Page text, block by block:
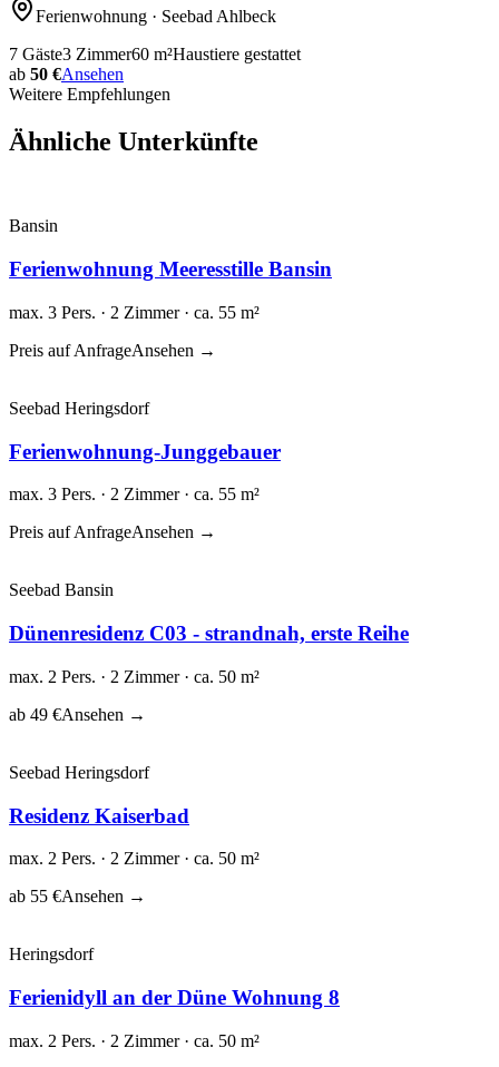
Ferienwohnung · Seebad Ahlbeck
7 Gäste3 Zimmer60 m²Haustiere gestattet
ab 50 €Ansehen
Weitere Empfehlungen
Ähnliche Unterkünfte
Bansin
Ferienwohnung Meeresstille Bansin
max. 3 Pers. · 2 Zimmer · ca. 55 m²
Preis auf AnfrageAnsehen →
Seebad Heringsdorf
Ferienwohnung-Junggebauer
max. 3 Pers. · 2 Zimmer · ca. 55 m²
Preis auf AnfrageAnsehen →
Seebad Bansin
Dünenresidenz C03 - strandnah, erste Reihe
max. 2 Pers. · 2 Zimmer · ca. 50 m²
ab 49 €Ansehen →
Seebad Heringsdorf
Residenz Kaiserbad
max. 2 Pers. · 2 Zimmer · ca. 50 m²
ab 55 €Ansehen →
Heringsdorf
Ferienidyll an der Düne Wohnung 8
max. 2 Pers. · 2 Zimmer · ca. 50 m²